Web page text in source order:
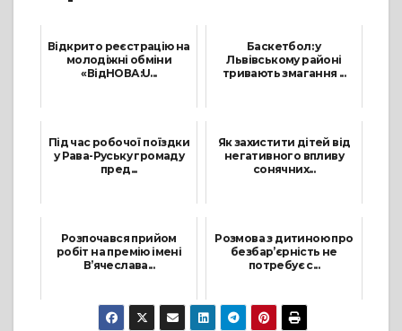
Відкрито реєстрацію на
молодіжні обміни
«ВідНОВА:U...
Баскетбол: у
Львівському районі
тривають змагання ...
Під час робочої поїздки
у Рава-Руську громаду
пред...
Як захистити дітей від
негативного впливу
сонячних...
Розпочався прийом
робіт на премію імені
В’ячеслава...
19 Червня, 2026
Розмова з дитиною про
безбар’єрність не
потребує с...
10 Червня, 2026